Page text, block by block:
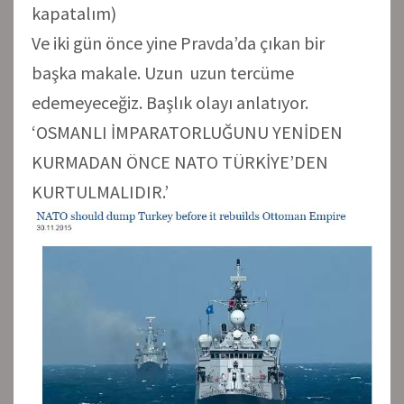
kapatalım)
Ve iki gün önce yine Pravda’da çıkan bir
başka makale. Uzun uzun tercüme
edemeyeceğiz. Başlık olayı anlatıyor.
‘OSMANLI İMPARATORLUĞUNU YENİDEN
KURMADAN ÖNCE NATO TÜRKİYE’DEN
KURTULMALIDIR.’